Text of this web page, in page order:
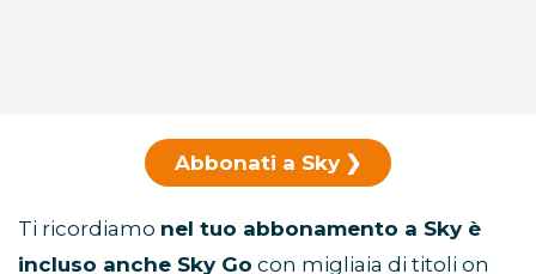
Abbonati a Sky
Ti ricordiamo nel tuo abbonamento a Sky è
incluso anche Sky Go con migliaia di titoli on